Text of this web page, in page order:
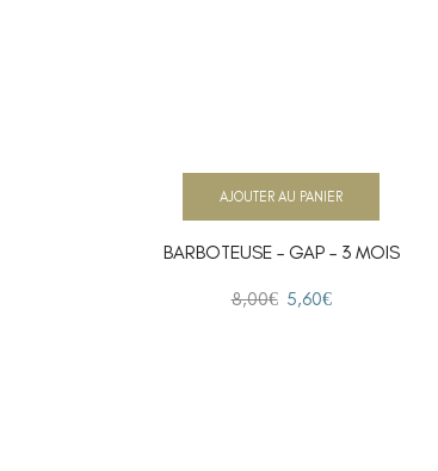
BARBOTEUSE – GAP – 3 MOIS
8,00€ 5,60€
AJOUTER AU PANIER